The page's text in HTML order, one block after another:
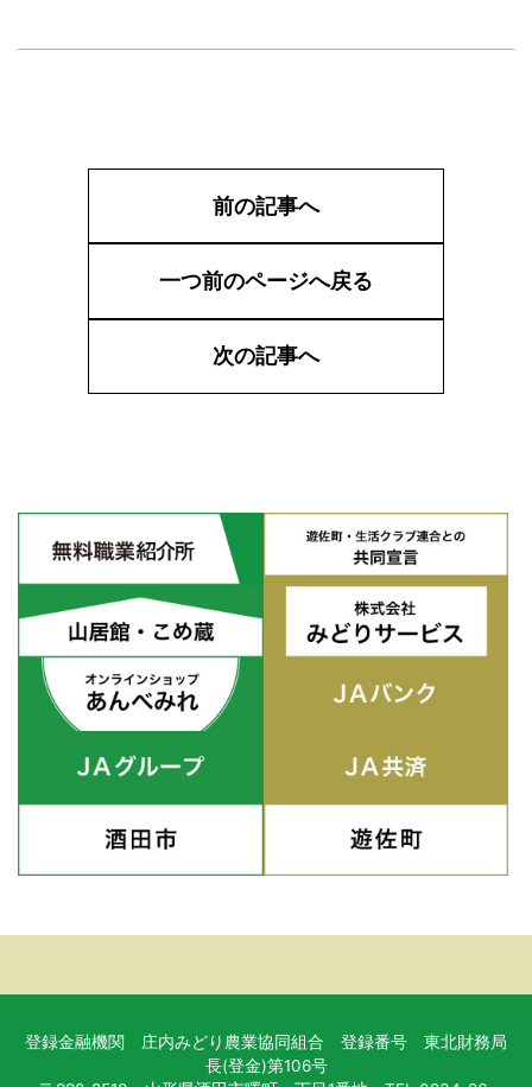
前の記事へ
一つ前のページへ戻る
次の記事へ
登録金融機関 庄内みどり農業協同組合 登録番号 東北財務局
長(登金)第106号